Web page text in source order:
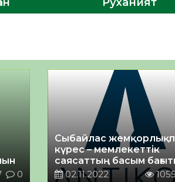
Руханият
0
Сыбайлас
күрес – мемлекеттік
саясаттың басым
02.11.2022
1055